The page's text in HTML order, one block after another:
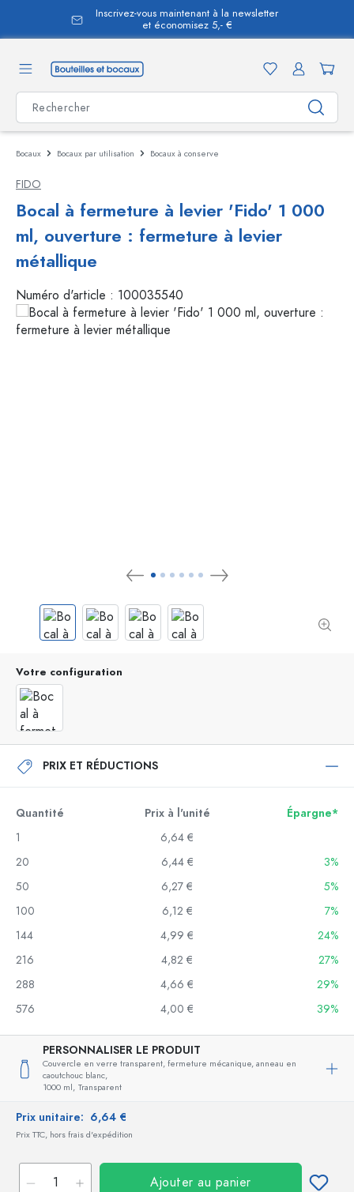
principal
Inscrivez-vous maintenant à la newsletter
et économisez 5,- €
Bocaux Bocaux par utilisation Bocaux à conserve
FIDO
Bocal à fermeture à levier 'Fido' 1 000
ml, ouverture : fermeture à levier
métallique
Numéro d'article : 100035540
Votre configuration
PRIX ET RÉDUCTIONS
Quantité Prix à l'unité
Épargne*
1
6,64 €
20
6,44 €
3%
50
6,27 €
5%
100
6,12 €
7%
144
4,99 €
24%
216
4,82 €
27%
288
4,66 €
29%
576
4,00 € 39%
PERSONNALISER LE PRODUIT
Couvercle en verre transparent, fermeture mécanique, anneau en
caoutchouc blanc,
1000 ml, Transparent
Prix unitaire: 6,64 €
Prix TTC, hors frais d'expédition
Ajouter au panier